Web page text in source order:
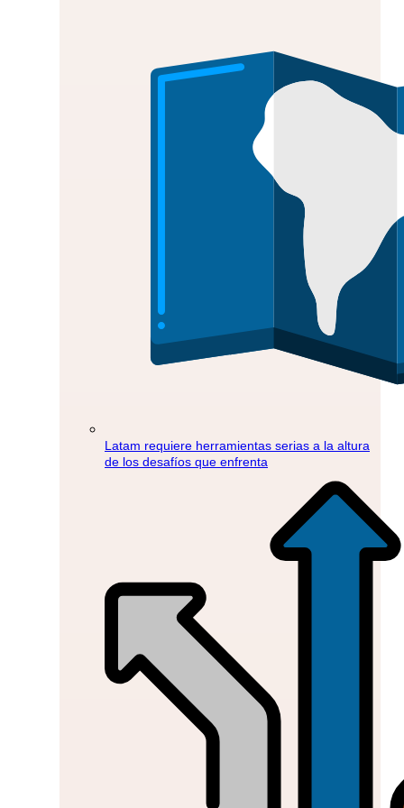
Latam requiere herramientas serias a la altura
de los desafíos que enfrenta